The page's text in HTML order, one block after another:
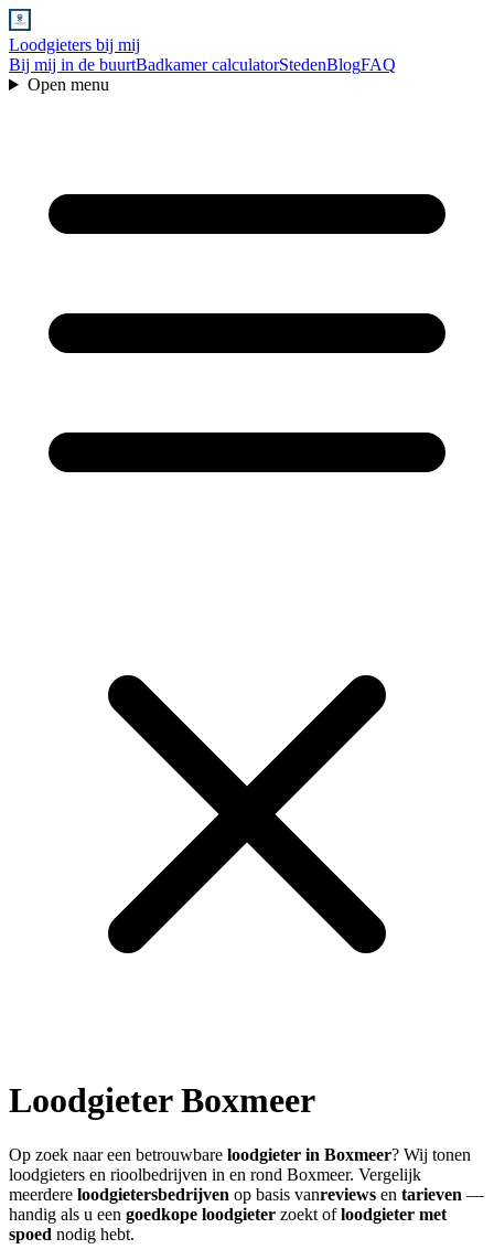
Loodgieters bij mij
Bij mij in de buurtBadkamer calculatorStedenBlogFAQ
Open menu
LoodgieterBoxmeer
Op zoek naar een betrouwbare loodgieter in Boxmeer? Wij tonen
loodgieters en rioolbedrijven in en rond Boxmeer. Vergelijk
meerdere loodgietersbedrijven op basis vanreviews en tarieven —
handig als u een goedkope loodgieter zoekt ofloodgieter met
spoed nodig hebt.